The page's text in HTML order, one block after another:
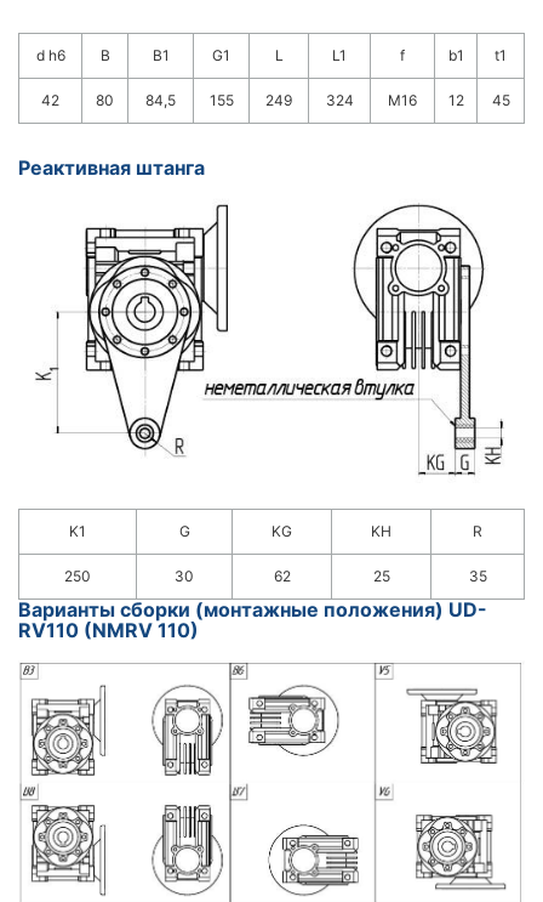
d h6 B B1 G1 L L1 f b1 t1
42 80 84,5 155 249 324 M16 12 45
Реактивная штанга
K1 G KG KH R
250 30 62 25 35
Варианты сборки (монтажные положения) UD-
RV110 (NMRV 110)